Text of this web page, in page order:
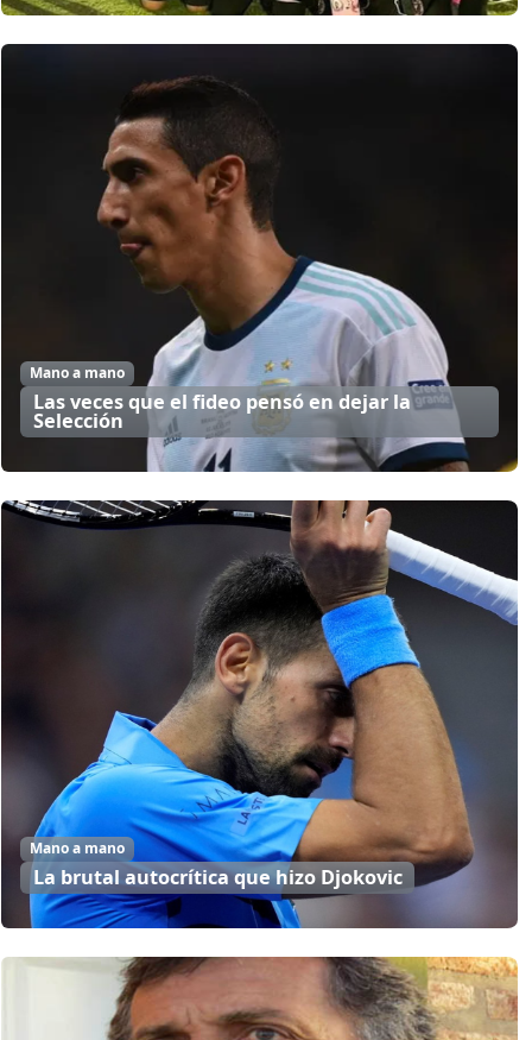
Mano a mano
Las veces que el fideo pensó en dejar la
Selección
Mano a mano
La brutal autocrítica que hizo Djokovic